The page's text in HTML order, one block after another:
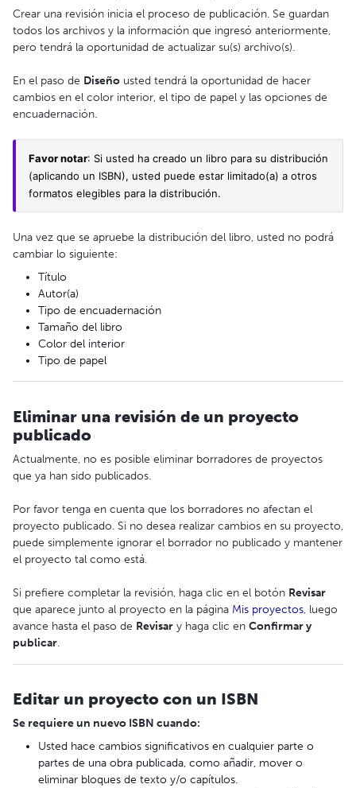
Crear una revisión inicia el proceso de publicación. Se guardan
todos los archivos y la información que ingresó anteriormente,
pero tendrá la oportunidad de actualizar su(s) archivo(s).
En el paso de Diseño usted tendrá la oportunidad de hacer
cambios en el color interior, el tipo de papel y las opciones de
encuadernación.
Favor notar: Si usted ha creado un libro para su distribución
(aplicando un ISBN), usted puede estar limitado(a) a otros
formatos elegibles para la distribución.
Una vez que se apruebe la distribución del libro, usted no podrá
cambiar lo siguiente:
Título
Autor(a)
Tipo de encuadernación
Tamaño del libro
Color del interior
Tipo de papel
Eliminar una revisión de un proyecto
publicado
Actualmente, no es posible eliminar borradores de proyectos
que ya han sido publicados.
Por favor tenga en cuenta que los borradores no afectan el
proyecto publicado. Si no desea realizar cambios en su proyecto,
puede simplemente ignorar el borrador no publicado y mantener
el proyecto tal como está.
Si prefiere completar la revisión, haga clic en el botón Revisar
que aparece junto al proyecto en la página Mis proyectos, luego
avance hasta el paso de Revisar y haga clic en Confirmar y
publicar.
Editar un proyecto con un ISBN
Se requiere un nuevo ISBN cuando:
Usted hace cambios significativos en cualquier parte o
partes de una obra publicada, como añadir, mover o
eliminar bloques de texto y/o capítulos.